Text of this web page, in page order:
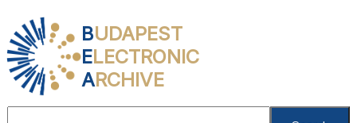
BUDAPEST
ELECTRONIC
ARCHIVE